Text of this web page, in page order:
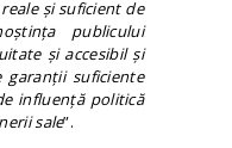
și suficient de
publicului
și accesibil și
suficiente
influență politică
sale”.